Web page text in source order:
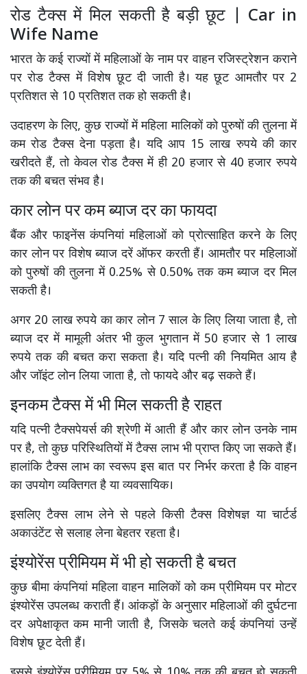
रोड टैक्स में मिल सकती है बड़ी छूट | Car in
Wife Name
भारत के कई राज्यों में महिलाओं के नाम पर वाहन रजिस्ट्रेशन कराने
पर रोड टैक्स में विशेष छूट दी जाती है। यह छूट आमतौर पर 2
प्रतिशत से 10 प्रतिशत तक हो सकती है।
उदाहरण के लिए, कुछ राज्यों में महिला मालिकों को पुरुषों की तुलना में
कम रोड टैक्स देना पड़ता है। यदि आप 15 लाख रुपये की कार
खरीदते हैं, तो केवल रोड टैक्स में ही 20 हजार से 40 हजार रुपये
तक की बचत संभव है।
कार लोन पर कम ब्याज दर का फायदा
बैंक और फाइनेंस कंपनियां महिलाओं को प्रोत्साहित करने के लिए
कार लोन पर विशेष ब्याज दरें ऑफर करती हैं। आमतौर पर महिलाओं
को पुरुषों की तुलना में 0.25% से 0.50% तक कम ब्याज दर मिल
सकती है।
अगर 20 लाख रुपये का कार लोन 7 साल के लिए लिया जाता है, तो
ब्याज दर में मामूली अंतर भी कुल भुगतान में 50 हजार से 1 लाख
रुपये तक की बचत करा सकता है। यदि पत्नी की नियमित आय है
और जॉइंट लोन लिया जाता है, तो फायदे और बढ़ सकते हैं।
इनकम टैक्स में भी मिल सकती है राहत
यदि पत्नी टैक्सपेयर्स की श्रेणी में आती हैं और कार लोन उनके नाम
पर है, तो कुछ परिस्थितियों में टैक्स लाभ भी प्राप्त किए जा सकते हैं।
हालांकि टैक्स लाभ का स्वरूप इस बात पर निर्भर करता है कि वाहन
का उपयोग व्यक्तिगत है या व्यवसायिक।
इसलिए टैक्स लाभ लेने से पहले किसी टैक्स विशेषज्ञ या चार्टर्ड
अकाउंटेंट से सलाह लेना बेहतर रहता है।
इंश्योरेंस प्रीमियम में भी हो सकती है बचत
कुछ बीमा कंपनियां महिला वाहन मालिकों को कम प्रीमियम पर मोटर
इंश्योरेंस उपलब्ध कराती हैं। आंकड़ों के अनुसार महिलाओं की दुर्घटना
दर अपेक्षाकृत कम मानी जाती है, जिसके चलते कई कंपनियां उन्हें
विशेष छूट देती हैं।